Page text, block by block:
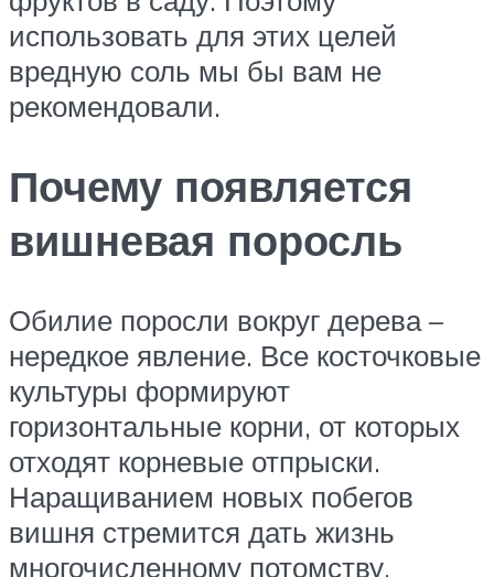
использовать для этих целей
вредную соль мы бы вам не
рекомендовали.
Почему появляется
вишневая поросль
Обилие поросли вокруг дерева –
нередкое явление. Все косточковые
культуры формируют
горизонтальные корни, от которых
отходят корневые отпрыски.
Наращиванием новых побегов
вишня стремится дать жизнь
многочисленному потомству.